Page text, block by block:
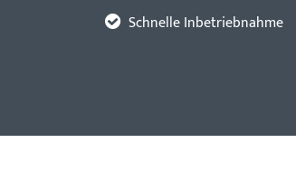
Schnelle Inbetriebnahme